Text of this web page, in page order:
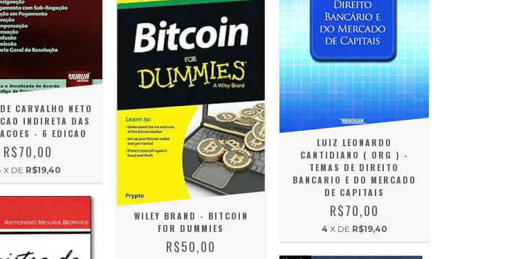
CARVALHO NETO
INDIRETA DAS
- 6 EDICAO
R$70,00
X DE R$19,40
WILEY BRAND - BITCOIN
FOR DUMMIES
R$50,00
LUIZ LEONARDO
CANTIDIANO ( ORG ) -
TEMAS DE DIREITO
BANCARIO E DO MERCADO
DE CAPITAIS
R$70,00
4 X DE R$19,40